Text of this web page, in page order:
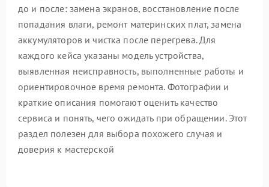
до и после: замена экранов, восстановление после
попадания влаги, ремонт материнских плат, замена
аккумуляторов и чистка после перегрева. Для
каждого кейса указаны модель устройства,
выявленная неисправность, выполненные работы и
ориентировочное время ремонта. Фотографии и
краткие описания помогают оценить качество
сервиса и понять, чего ожидать при обращении. Этот
раздел полезен для выбора похожего случая и
доверия к мастерской